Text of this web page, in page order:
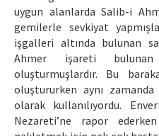
uygun alanlarda Salib-i
gemilerle sevkiyat
işgalleri altında bulunan
Ahmer işareti
oluşturmuşlardır. Bu
oluştururken aynı
olarak kullanılıyordu.
Nezareti’ne rapor